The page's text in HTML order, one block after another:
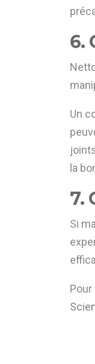
6.
Un
la
7.
Si